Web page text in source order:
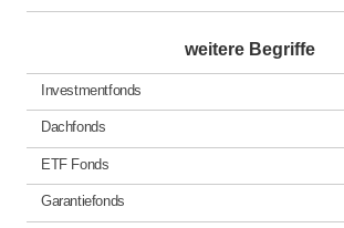
weitere Begriffe
Investmentfonds
Dachfonds
ETF Fonds
Garantiefonds